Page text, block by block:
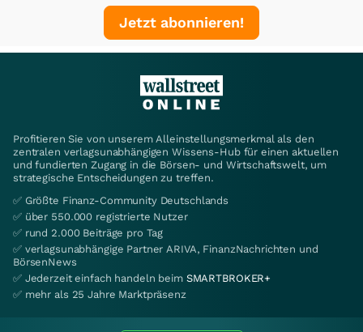
Jetzt abonnieren!
Profitieren Sie von unserem Alleinstellungsmerkmal als den
zentralen verlagsunabhängigen Wissens-Hub für einen aktuellen
und fundierten Zugang in die Börsen- und Wirtschaftswelt, um
strategische Entscheidungen zu treffen.
✅ Größte Finanz-Community Deutschlands
✅ über 550.000 registrierte Nutzer
✅ rund 2.000 Beiträge pro Tag
✅ verlagsunabhängige Partner ARIVA, FinanzNachrichten und
BörsenNews
✅ Jederzeit einfach handeln beim SMARTBROKER+
✅ mehr als 25 Jahre Marktpräsenz